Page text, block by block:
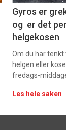
Gyros er
og er det
helgekosen
Om du har
helgen eller
fredags-
Les hele saken